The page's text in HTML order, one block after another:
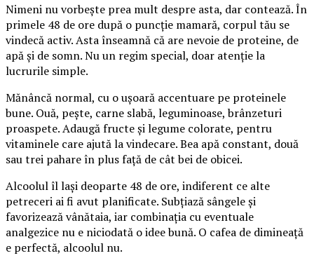
Nimeni nu vorbește prea mult despre asta, dar contează. În
primele 48 de ore după o puncție mamară, corpul tău se
vindecă activ. Asta înseamnă că are nevoie de proteine, de
apă și de somn. Nu un regim special, doar atenție la
lucrurile simple.
Mănâncă normal, cu o ușoară accentuare pe proteinele
bune. Ouă, pește, carne slabă, leguminoase, brânzeturi
proaspete. Adaugă fructe și legume colorate, pentru
vitaminele care ajută la vindecare. Bea apă constant, două
sau trei pahare în plus față de cât bei de obicei.
Alcoolul îl lași deoparte 48 de ore, indiferent ce alte
petreceri ai fi avut planificate. Subțiază sângele și
favorizează vânătaia, iar combinația cu eventuale
analgezice nu e niciodată o idee bună. O cafea de dimineață
e perfectă, alcoolul nu.